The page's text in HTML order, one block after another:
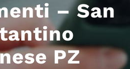
– San
PZ